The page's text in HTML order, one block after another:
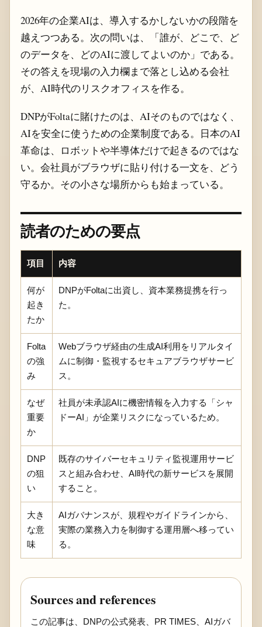
2026年の企業AIは、導入するかしないかの段階を
越えつつある。次の問いは、「誰が、どこで、ど
のデータを、どのAIに渡してよいのか」である。
その答えを現場の入力欄まで落とし込める会社
が、AI時代のリスクオフィスを作る。
DNPがFoltaに賭けたのは、AIそのものではなく、
AIを安全に使うための企業制度である。日本のAI
革命は、ロボットや半導体だけで起きるのではな
い。会社員がブラウザに貼り付ける一文を、どう
守るか。その小さな場所からも始まっている。
読者のための要点
項目 内容
何が
起き
たか
DNPがFoltaに出資し、資本業務提携を行っ
た。
Folta
の強
み
Webブラウザ経由の生成AI利用をリアルタイ
ムに制御・監視するセキュアブラウザサービ
ス。
なぜ
重要
か
社員が未承認AIに機密情報を入力する「シャ
ドーAI」が企業リスクになっているため。
DNP
の狙
い
既存のサイバーセキュリティ監視運用サービ
スと組み合わせ、AI時代の新サービスを展開
すること。
大き
な意
味
AIガバナンスが、規程やガイドラインから、
実際の業務入力を制御する運用層へ移ってい
る。
Sources and references
この記事は、DNPの公式発表、PR TIMES、AIガバ